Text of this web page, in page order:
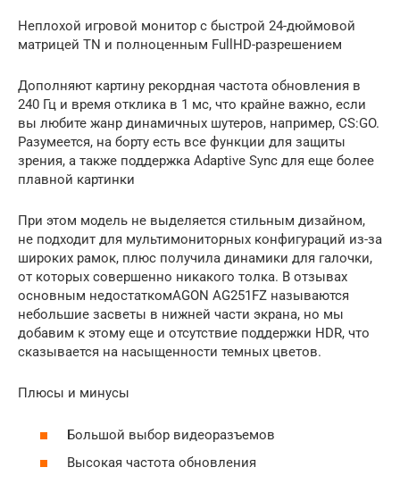
Неплохой игровой монитор с быстрой 24-дюймовой
матрицей TN и полноценным FullHD-разрешением
Дополняют картину рекордная частота обновления в
240 Гц и время отклика в 1 мс, что крайне важно, если
вы любите жанр динамичных шутеров, например, CS:GO.
Разумеется, на борту есть все функции для защиты
зрения, а также поддержка Adaptive Sync для еще более
плавной картинки
При этом модель не выделяется стильным дизайном,
не подходит для мультимониторных конфигураций из-за
широких рамок, плюс получила динамики для галочки,
от которых совершенно никакого толка. В отзывах
основным недостаткомAGON AG251FZ называются
небольшие засветы в нижней части экрана, но мы
добавим к этому еще и отсутствие поддержки HDR, что
сказывается на насыщенности темных цветов.
Плюсы и минусы
Большой выбор видеоразъемов
Высокая частота обновления